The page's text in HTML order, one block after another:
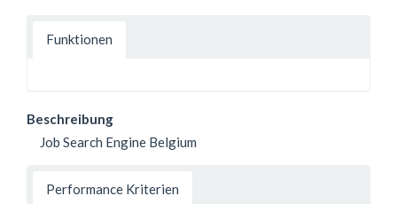
Funktionen
Beschreibung
Job Search Engine Belgium
Performance Kriterien